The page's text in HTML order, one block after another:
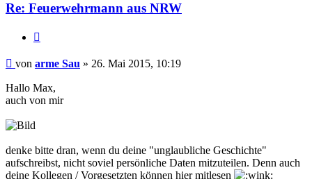
Re: Feuerwehrmann aus NRW
Beitrag
von arme Sau » 26. Mai 2015, 10:19
Hallo Max,
auch von mir
denke bitte dran, wenn du deine "unglaubliche Geschichte"
aufschreibst, nicht soviel persönliche Daten mitzuteilen. Denn auch
deine Kollegen / Vorgesetzten können hier mitlesen